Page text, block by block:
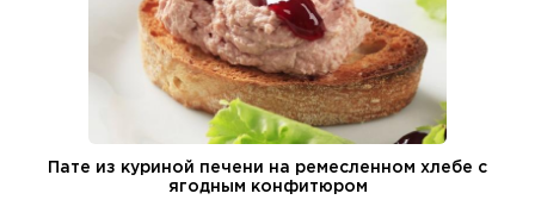
Пате из куриной печени на ремесленном хлебе с
ягодным конфитюром